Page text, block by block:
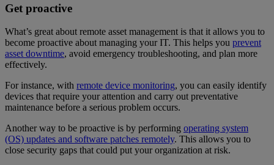
Get proactive
What’s great about remote asset management is that it allows you to
become proactive about managing your IT. This helps you prevent
asset downtime, avoid emergency troubleshooting, and plan more
effectively.
For instance, with remote device monitoring, you can easily identify
devices that require your attention and carry out preventative
maintenance before a serious problem occurs.
Another way to be proactive is by performing operating system
(OS) updates and software patches remotely. This allows you to
close security gaps that could put your organization at risk.